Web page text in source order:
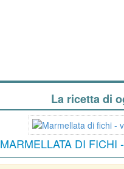
La ricetta di
MARMELLATA DI FICHI